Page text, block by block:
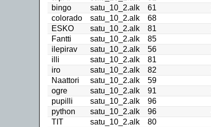
bingo
satu_10_2.alk 61
colorado
satu_10_2.alk 68
ESKO
satu_10_2.alk 81
Fantti
satu_10_2.alk 85
ilepirav
satu_10_2.alk 56
illi
satu_10_2.alk 81
iro
satu_10_2.alk 82
Naattori
satu_10_2.alk 59
ogre
satu_10_2.alk 91
pupilli
satu_10_2.alk 96
python
satu_10_2.alk 96
TIT
satu_10_2.alk 80